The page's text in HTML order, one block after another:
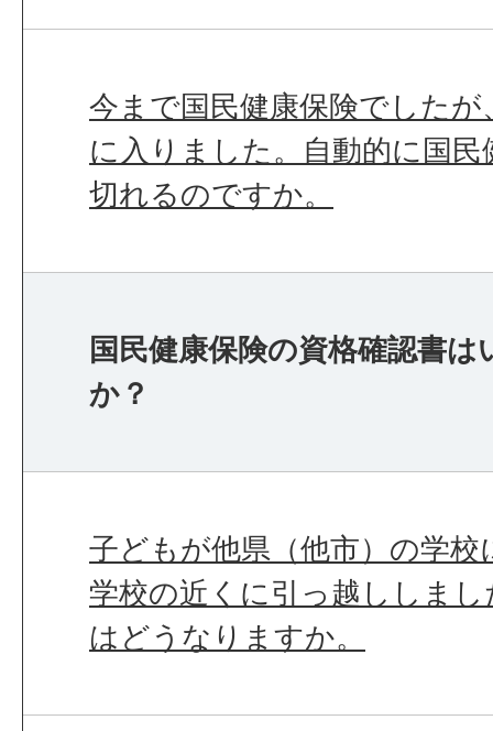
今まで国民健康保険でしたが
に入りました。自動的に国
切れるのですか。
国民健康保険の資格確認書
か？
子どもが他県（他市）の学
学校の近くに引っ越ししま
はどうなりますか。